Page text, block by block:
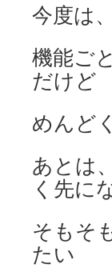
今度は
機能ご
だけど
めんど
あとは
く先に
そもそ
たい